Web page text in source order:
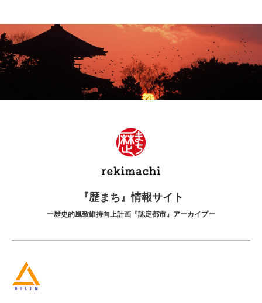
『歴まち』情報サイト
ー歴史的風致維持向上計画『認定都市』アーカイプー